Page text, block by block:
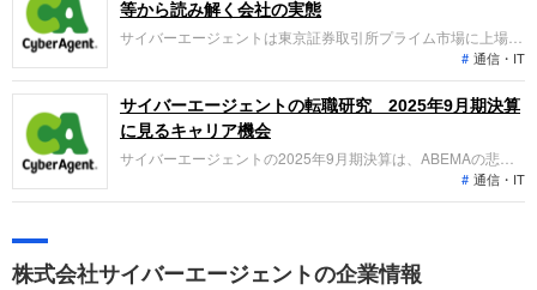
等から読み解く会社の実態
サイバーエージェントは東京証券取引所プライム市場に上場
し、新しい未来のテレビ「ABEMA」を運営するメディア&IP事
業、インターネット広告事業、ゲーム事業などを展開していま
す。直近の連結業績では売上高、営業利益ともに増加し、創業
以来28期連続の増収を達成するなど好調なトレンドを維持して
います。
通信・IT
サイバーエージェントの転職研究 2025年9月期決算
に見るキャリア機会
サイバーエージェントの2025年9月期決算は、ABEMAの悲願
の黒字化とゲーム事業の大幅増益により過去最高水準の利益を
達成。「なぜ今サイバーエージェントなのか？」新社長体制へ
割を整理します。
通信・IT
株式会社サイバーエージェントの企業情報